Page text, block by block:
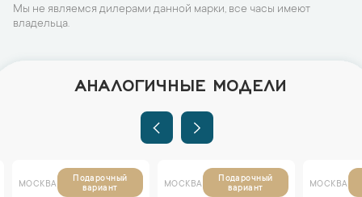
Мы не являемся дилерами данной марки, все часы имеют
владельца.
АНАЛОГИЧНЫЕ МОДЕЛИ
МОСКВА
Подарочный
вариант
МОСКВА
Подарочный
вариант
МОСКВА